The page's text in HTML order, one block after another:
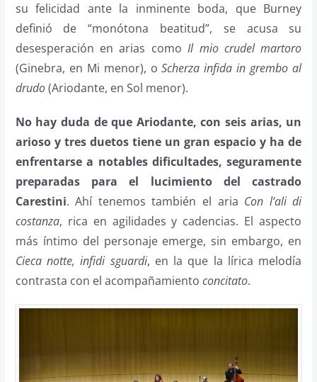
su felicidad ante la inminente boda, que Burney
definió de “monótona beatitud”, se acusa su
desesperación en arias comoIl mio crudel martoro
(Ginebra, en Mi menor), oScherza infida in grembo al
drudo(Ariodante, en Sol menor).
No hay duda de que Ariodante, con seis arias, un
arioso y tres duetos tiene un gran espacio y ha de
enfrentarse a notables dificultades, seguramente
preparadas para el lucimiento del castrado
Carestini. Ahí tenemos también el aria Con l’ali di
costanza, rica en agilidades y cadencias. El aspecto
más íntimo del personaje emerge, sin embargo, en
Cieca notte, infidi sguardi, en la que la lírica melodía
contrasta con el acompañamiento concitato.